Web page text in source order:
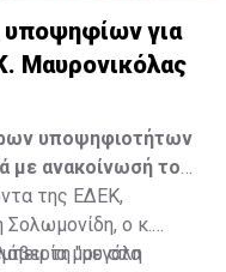
για
Μαυρονικόλας
υποψηφιοτήτων
με ανακοίνωσή του
της ΕΔΕΚ,
ο κ.
τη "μεγάλη
μου στα